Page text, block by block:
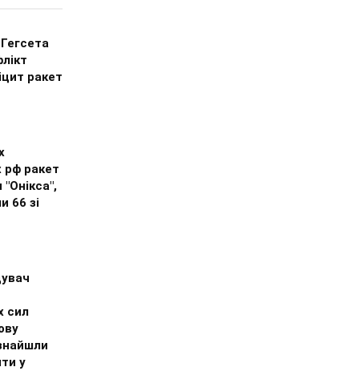
ракет
рф ракет
"Онікса",
66 зі
сил
у